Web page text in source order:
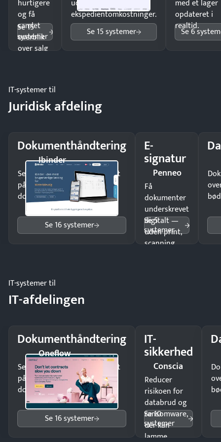
hurtigere
og få
samlet
overblik
over salg
Se 15
systemer
uden
ekspedientomkostninger.
Se 15 systemer
med et lager
opdateret i
realtid.
Se 6
IT-systemer til
Juridisk afdeling
Dokumenthåndtering
Ibinder
Send kontrakter til underskrift
på minutter og mist ingen
dokumenter.
Se 16 systemer
E-
signatur
Penneo
Få
dokumenter
underskrevet
digitalt —
uden print,
scanning
Se 5
systemer
IT-systemer til
IT-afdelingen
Dokumenthåndtering
Oneflow
Send kontrakter til underskrift
på minutter og mist ingen
dokumenter.
Se 16 systemer
IT-
sikkerhed
Conscia
Reducer
risikoen for
databrud og
ransomware,
der kan
lamme
Se 10
systemer